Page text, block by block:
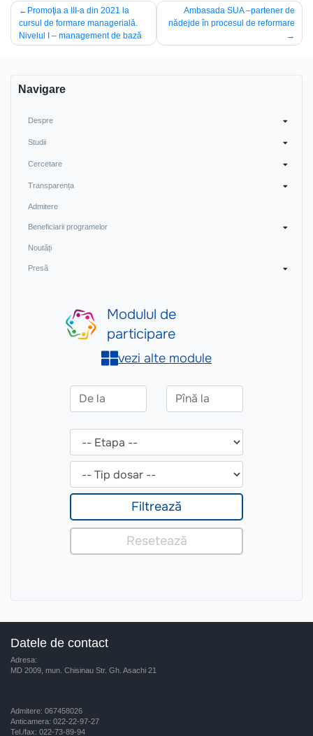
Navigare
în
articole
Promoţia a III-a din 2021 la
cursul de formare managerială.
Nivelul I – management de bază
Ambasada SUA –partener de
nădejde în procesul de reformare
Navigare
Despre
Studii
Cercetare
Transparența
Admitere
Beneficiarii programelor
Noutăți
Presă
Datele de contact
Adresa:
MD 2009, mun. Chisinau Str. Gh. Asachi 21
Admitere: 067458026
Anticamera: 022-22-97-27
Tel./fax: 022-73-89-94